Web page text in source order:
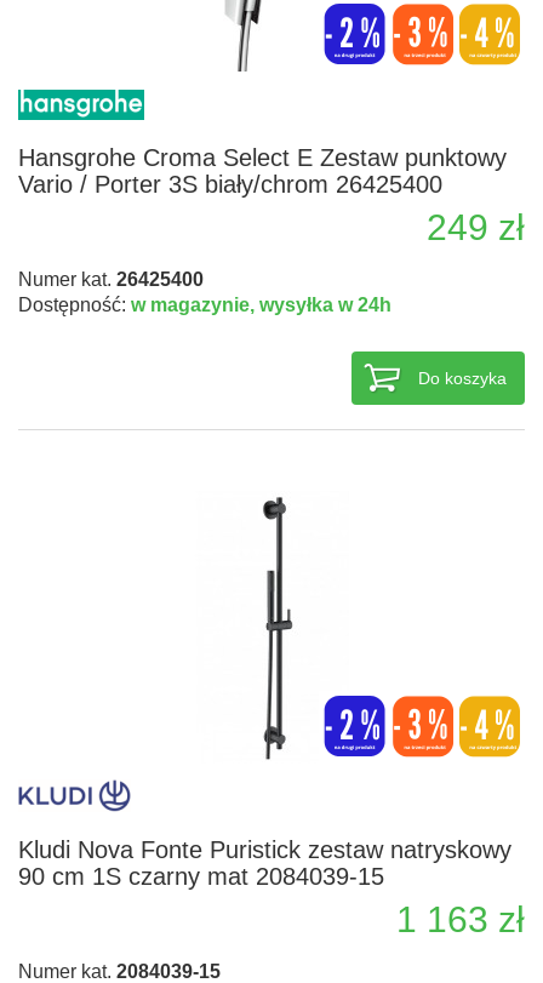
Hansgrohe Croma Select E Zestaw punktowy
Vario / Porter 3S biały/chrom 26425400
249 zł
Numer kat. 26425400
Dostępność: w magazynie, wysyłka w 24h
Do koszyka
Kludi Nova Fonte Puristick zestaw natryskowy
90 cm 1S czarny mat 2084039-15
1 163 zł
Numer kat. 2084039-15